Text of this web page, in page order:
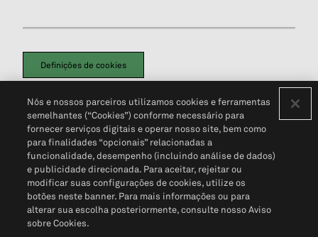
Definições de cookies
Política de PrivacidadePortal de privacidade do cliente (em inglês)
Não Venda Minhas Informações Pessoais© 2026 S&P Global
Nós e nossos parceiros utilizamos cookies e ferramentas
semelhantes (“Cookies”) conforme necessário para
fornecer serviços digitais e operar nosso site, bem como
para finalidades “opcionais” relacionadas a
funcionalidade, desempenho (incluindo análise de dados)
e publicidade direcionada. Para aceitar, rejeitar ou
modificar suas configurações de cookies, utilize os
botões neste banner. Para mais informações ou para
alterar sua escolha posteriormente, consulte nosso Aviso
sobre Cookies.